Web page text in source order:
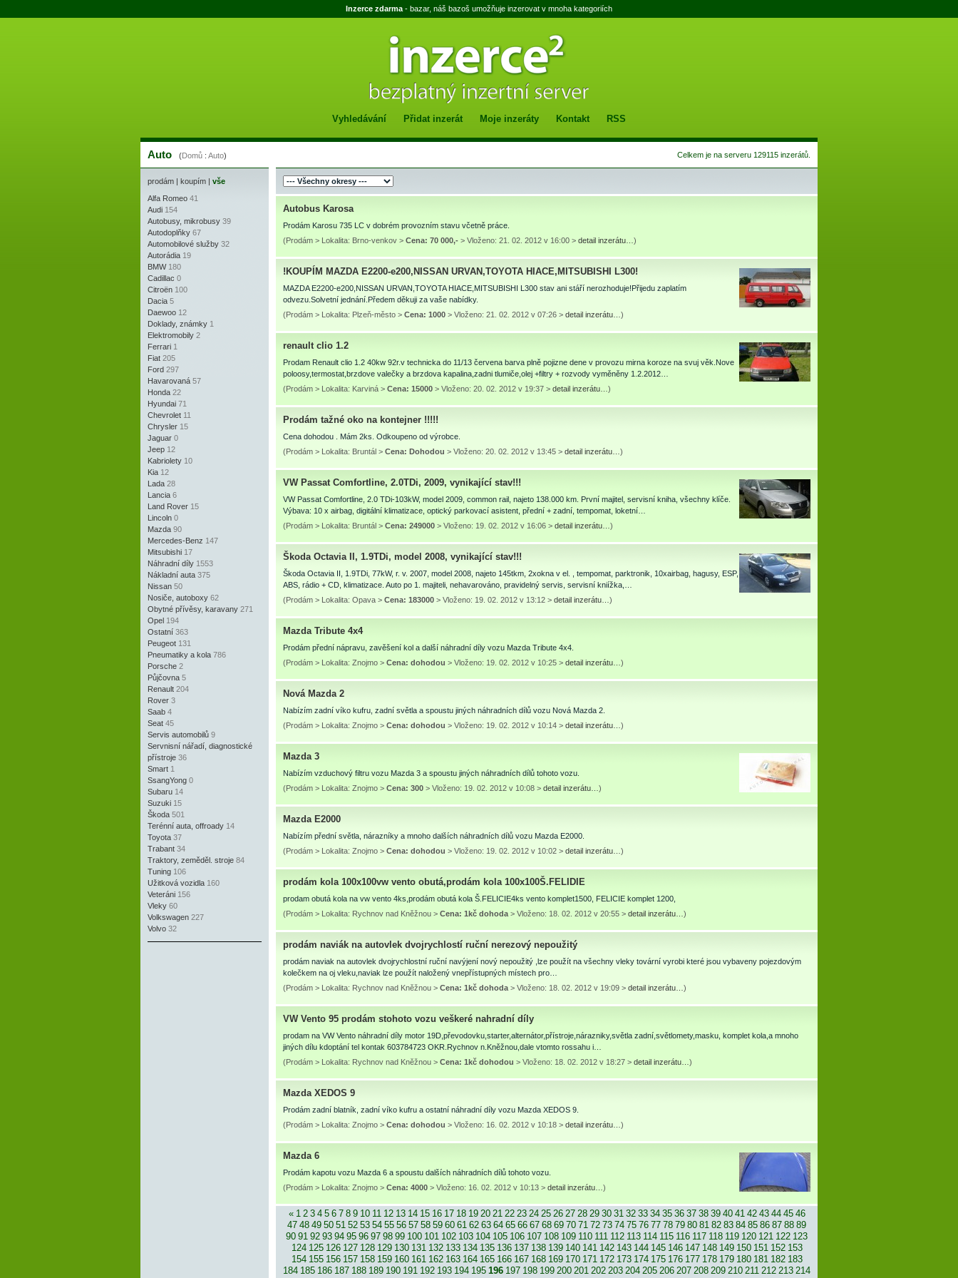
Inzerce zdarma - bazar, náš bazoš umožňuje inzerovat v mnoha kategoriích
Vyhledávání Přidat inzerát Moje inzeráty Kontakt RSS
Celkem je na serveru 129115 inzerátů.
Auto (Domů : Auto)
prodám | koupím | vše
Alfa Romeo 41
Audi 154
Autobusy, mikrobusy 39
Autodoplňky 67
Automobilové služby 32
Autorádia 19
BMW 180
Cadillac 0
Citroën 100
Dacia 5
Daewoo 12
Doklady, známky 1
Elektromobily 2
Ferrari 1
Fiat 205
Ford 297
Havarovaná 57
Honda 22
Hyundai 71
Chevrolet 11
Chrysler 15
Jaguar 0
Jeep 12
Kabriolety 10
Kia 12
Lada 28
Lancia 6
Land Rover 15
Lincoln 0
Mazda 90
Mercedes-Benz 147
Mitsubishi 17
Náhradní díly 1553
Nákladní auta 375
Nissan 50
Nosiče, autoboxy 62
Obytné přívěsy, karavany 271
Opel 194
Ostatní 363
Peugeot 131
Pneumatiky a kola 786
Porsche 2
Půjčovna 5
Renault 204
Rover 3
Saab 4
Seat 45
Servis automobilů 9
Servnisní nářadí, diagnostické
přístroje 36
Smart 1
SsangYong 0
Subaru 14
Suzuki 15
Škoda 501
Terénní auta, offroady 14
Toyota 37
Trabant 34
Traktory, zeměděl. stroje 84
Tuning 106
Užitková vozidla 160
Veteráni 156
Vleky 60
Volkswagen 227
Volvo 32
Autobus Karosa
Prodám Karosu 735 LC v dobrém provozním stavu včetně práce.
(Prodám > Lokalita: Brno-venkov > Cena: 70 000,- > Vloženo: 21. 02. 2012 v 16:00 > detail inzerátu… )
!KOUPÍM MAZDA E2200-e200,NISSAN URVAN,TOYOTA HIACE,MITSUBISHI L300!
MAZDA E2200-e200,NISSAN URVAN,TOYOTA HIACE,MITSUBISHI L300 stav ani stáří nerozhoduje!Přijedu zaplatím
odvezu.Solvetní jednání.Předem děkuji za vaše nabídky.
(Prodám > Lokalita: Plzeň-město > Cena: 1000 > Vloženo: 21. 02. 2012 v 07:26 > detail inzerátu… )
renault clio 1.2
Prodam Renault clio 1.2 40kw 92r.v technicka do 11/13 červena barva plně pojizne dene v provozu mirna koroze na svuj věk.Nove
poloosy,termostat,brzdove valečky a brzdova kapalina,zadni tlumiče,olej +filtry + rozvody vyměněny 1.2.2012…
(Prodám > Lokalita: Karviná > Cena: 15000 > Vloženo: 20. 02. 2012 v 19:37 > detail inzerátu… )
Prodám tažné oko na kontejner !!!!!
Cena dohodou . Mám 2ks. Odkoupeno od výrobce.
(Prodám > Lokalita: Bruntál > Cena: Dohodou > Vloženo: 20. 02. 2012 v 13:45 > detail inzerátu… )
VW Passat Comfortline, 2.0TDi, 2009, vynikající stav!!!
VW Passat Comfortline, 2.0 TDi-103kW, model 2009, common rail, najeto 138.000 km. První majitel, servisní kniha, všechny klíče.
Výbava: 10 x airbag, digitální klimatizace, optický parkovací asistent, přední + zadní, tempomat, loketní…
(Prodám > Lokalita: Bruntál > Cena: 249000 > Vloženo: 19. 02. 2012 v 16:06 > detail inzerátu… )
Škoda Octavia II, 1.9TDi, model 2008, vynikající stav!!!
Škoda Octavia II, 1.9TDi, 77kW, r. v. 2007, model 2008, najeto 145tkm, 2xokna v el. , tempomat, parktronik, 10xairbag, hagusy, ESP,
ABS, rádio + CD, klimatizace. Auto po 1. majiteli, nehavarováno, pravidelný servis, servisní kniížka,…
(Prodám > Lokalita: Opava > Cena: 183000 > Vloženo: 19. 02. 2012 v 13:12 > detail inzerátu… )
Mazda Tribute 4x4
Prodám přední nápravu, zavěšení kol a další náhradní díly vozu Mazda Tribute 4x4.
(Prodám > Lokalita: Znojmo > Cena: dohodou > Vloženo: 19. 02. 2012 v 10:25 > detail inzerátu… )
Nová Mazda 2
Nabízím zadní víko kufru, zadní světla a spoustu jiných náhradních dílů vozu Nová Mazda 2.
(Prodám > Lokalita: Znojmo > Cena: dohodou > Vloženo: 19. 02. 2012 v 10:14 > detail inzerátu… )
Mazda 3
Nabízím vzduchový filtru vozu Mazda 3 a spoustu jiných náhradních dílů tohoto vozu.
(Prodám > Lokalita: Znojmo > Cena: 300 > Vloženo: 19. 02. 2012 v 10:08 > detail inzerátu… )
Mazda E2000
Nabízím přední světla, nárazníky a mnoho dalších náhradních dílů vozu Mazda E2000.
(Prodám > Lokalita: Znojmo > Cena: dohodou > Vloženo: 19. 02. 2012 v 10:02 > detail inzerátu… )
prodám kola 100x100vw vento obutá,prodám kola 100x100Š.FELIDIE
prodam obutá kola na vw vento 4ks,prodám obutá kola Š.FELICIE4ks vento komplet1500, FELICIE komplet 1200,
(Prodám > Lokalita: Rychnov nad Kněžnou > Cena: 1kč dohoda > Vloženo: 18. 02. 2012 v 20:55 > detail inzerátu… )
prodám naviák na autovlek dvojrychlostí ruční nerezový nepoužitý
prodám naviak na autovlek dvojrychlostní ruční navýjení nový nepoužitý ,lze použít na všechny vleky tovární vyrobi které jsou vybaveny pojezdovým
kolečkem na oj vleku,naviak lze použít naložený vnepřístupných místech pro…
(Prodám > Lokalita: Rychnov nad Kněžnou > Cena: 1kč dohoda > Vloženo: 18. 02. 2012 v 19:09 > detail inzerátu… )
VW Vento 95 prodám stohoto vozu veškeré nahradní díly
prodam na VW Vento náhradní díly motor 19D,převodovku,starter,alternátor,přístroje,nárazniky,světla zadní,světlomety,masku, komplet kola,a mnoho
jiných dílu kdoptání tel kontak 603784723 OKR.Rychnov n.Kněžnou,dale vtomto rossahu i…
(Prodám > Lokalita: Rychnov nad Kněžnou > Cena: 1kč dohodou > Vloženo: 18. 02. 2012 v 18:27 > detail inzerátu… )
Mazda XEDOS 9
Prodám zadní blatník, zadní víko kufru a ostatní náhradní díly vozu Mazda XEDOS 9.
(Prodám > Lokalita: Znojmo > Cena: dohodou > Vloženo: 16. 02. 2012 v 10:18 > detail inzerátu… )
Mazda 6
Prodám kapotu vozu Mazda 6 a spoustu dalších náhradních dílů tohoto vozu.
(Prodám > Lokalita: Znojmo > Cena: 4000 > Vloženo: 16. 02. 2012 v 10:13 > detail inzerátu… )
« 1 2 3 4 5 6 7 8 9 10 11 12 13 14 15 16 17 18 19 20 21 22 23 24 25 26 27 28 29 30 31 32 33 34 35 36 37 38 39 40 41 42 43 44 45 46
47 48 49 50 51 52 53 54 55 56 57 58 59 60 61 62 63 64 65 66 67 68 69 70 71 72 73 74 75 76 77 78 79 80 81 82 83 84 85 86 87 88 89
90 91 92 93 94 95 96 97 98 99 100 101 102 103 104 105 106 107 108 109 110 111 112 113 114 115 116 117 118 119 120 121 122 123
124 125 126 127 128 129 130 131 132 133 134 135 136 137 138 139 140 141 142 143 144 145 146 147 148 149 150 151 152 153
154 155 156 157 158 159 160 161 162 163 164 165 166 167 168 169 170 171 172 173 174 175 176 177 178 179 180 181 182 183
184 185 186 187 188 189 190 191 192 193 194 195 196 197 198 199 200 201 202 203 204 205 206 207 208 209 210 211 212 213 214